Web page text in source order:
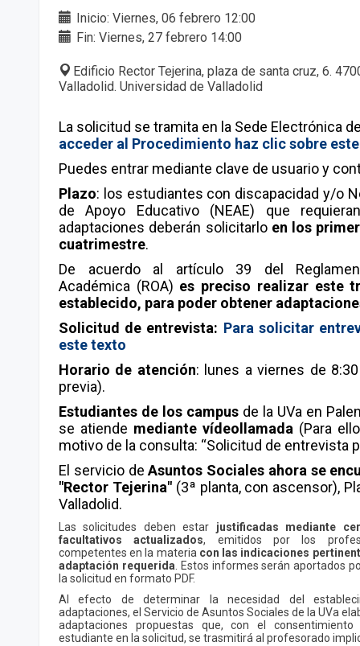
Inicio: Viernes, 06 febrero 12:00
Fin: Viernes, 27 febrero 14:00
Edificio Rector Tejerina, plaza de santa cruz, 6.
Valladolid. Universidad de Valladolid
La solicitud se tramita en la Sede Electrónica
acceder al Procedimiento haz clic sobre
Puedes entrar mediante clave de usuario y
Plazo: los estudiantes con discapacidad y/o
de Apoyo Educativo (NEAE) que
adaptaciones deberán solicitarlo en los
cuatrimestre.
De acuerdo al artículo 39 del
Académica (ROA) es preciso realizar este
establecido, para poder obtener
Solicitud de entrevista: Para solicitar
este texto
Horario de atención: lunes a viernes de
previa).
Estudiantes de los campusde la UVa en
se atiende mediante vídeollamada (Para
motivo de la consulta: “Solicitud de entrevista
E l servicio deAsuntos Sociales ahora se
"Rector Tejerina" (3ª planta, con ascensor),
Valladolid.
Las solicitudes deben estar justificadas mediante
facultativos actualizados, emitidos por los
competentes en la materia con las indicaciones
adaptación requerida . Estos informes serán aportados
la solicitud en formato PDF.
Al efecto de determinar la necesidad del
adaptaciones, el Servicio de Asuntos Sociales de la UVa
adaptaciones propuestas que, con el
estudiante en la solicitud, se trasmitirá al profesorado